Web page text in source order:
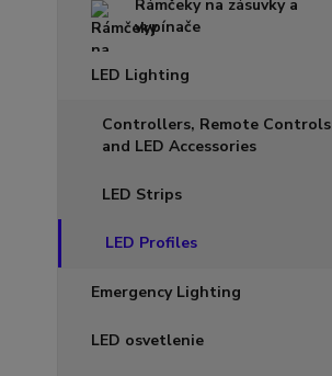
Rámčeky na zásuvky a
vypínače
LED Lighting
Controllers, Remote Controls
and LED Accessories
LED Strips
LED Profiles
Emergency Lighting
LED osvetlenie